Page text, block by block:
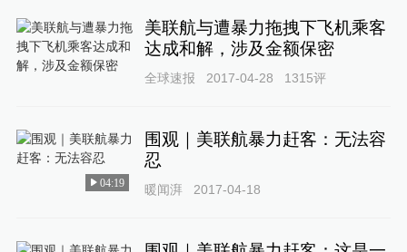
美联航与遭暴力拖拽下飞机乘客
达成和解，涉及金额保密
全球速报 2017-04-28 1315评
04:19
围观｜美联航暴力赶客：无法容
忍
暖闻湃 2017-04-18